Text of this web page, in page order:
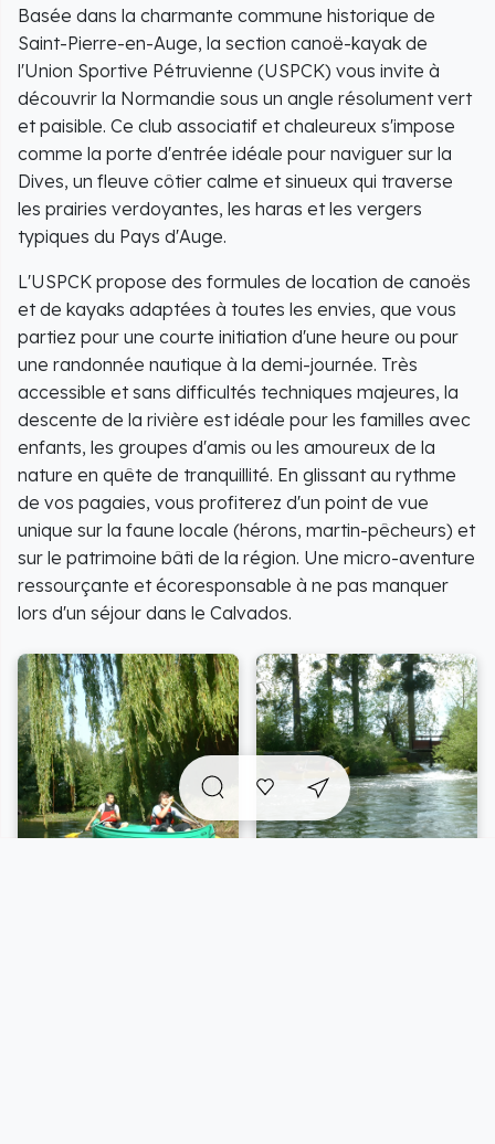
Basée dans la charmante commune historique de
Saint-Pierre-en-Auge, la section canoë-kayak de
l'Union Sportive Pétruvienne (USPCK) vous invite à
découvrir la Normandie sous un angle résolument vert
et paisible. Ce club associatif et chaleureux s'impose
comme la porte d'entrée idéale pour naviguer sur la
Dives, un fleuve côtier calme et sinueux qui traverse
les prairies verdoyantes, les haras et les vergers
typiques du Pays d'Auge.
L'USPCK propose des formules de location de canoës
et de kayaks adaptées à toutes les envies, que vous
partiez pour une courte initiation d'une heure ou pour
une randonnée nautique à la demi-journée. Très
accessible et sans difficultés techniques majeures, la
descente de la rivière est idéale pour les familles avec
enfants, les groupes d'amis ou les amoureux de la
nature en quête de tranquillité. En glissant au rythme
de vos pagaies, vous profiterez d'un point de vue
unique sur la faune locale (hérons, martin-pêcheurs) et
sur le patrimoine bâti de la région. Une micro-aventure
ressourçante et écoresponsable à ne pas manquer
lors d'un séjour dans le Calvados.